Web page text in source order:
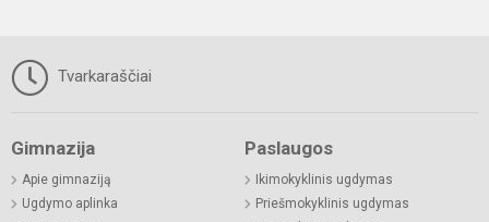
Tvarkaraščiai
Gimnazija
Apie gimnaziją
Ugdymo aplinka
Paslaugos
Ikimokyklinis ugdymas
Priešmokyklinis ugdymas